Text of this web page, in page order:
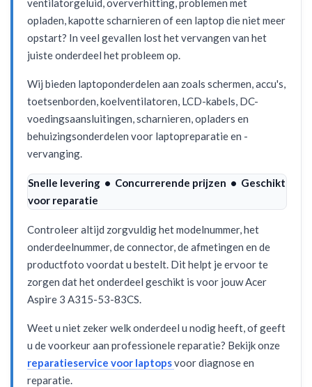
ventilatorgeluid, oververhitting, problemen met
opladen, kapotte scharnieren of een laptop die niet meer
opstart? In veel gevallen lost het vervangen van het
juiste onderdeel het probleem op.
Wij bieden laptoponderdelen aan zoals schermen, accu's,
toetsenborden, koelventilatoren, LCD-kabels, DC-
voedingsaansluitingen, scharnieren, opladers en
behuizingsonderdelen voor laptopreparatie en -
vervanging.
Snelle levering • Concurrerende prijzen • Geschikt
voor reparatie
Controleer altijd zorgvuldig het modelnummer, het
onderdeelnummer, de connector, de afmetingen en de
productfoto voordat u bestelt. Dit helpt je ervoor te
zorgen dat het onderdeel geschikt is voor jouw Acer
Aspire 3 A315-53-83CS.
Weet u niet zeker welk onderdeel u nodig heeft, of geeft
u de voorkeur aan professionele reparatie? Bekijk onze
reparatieservice voor laptopsvoor diagnose en
reparatie.